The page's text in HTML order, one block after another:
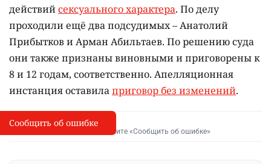
действийсексуального характера. По делу
проходили ещё два подсудимых – Анатолий
Прибытков и Арман Абильтаев. По решению суда
они также признаны виновными и приговорены к
8 и 12 годам, соответственно. Апелляционная
инстанция оставилаприговор без изменений.
I
Сообщить об опечатке
Выделите фрагмент и нажмите «Сообщить об ошибке»
Сообщить об ошибке